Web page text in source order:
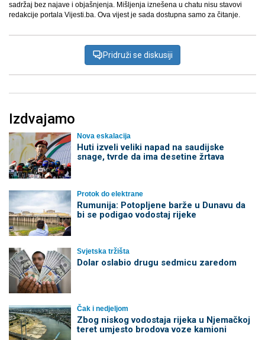
sadržaj bez najave i objašnjenja. Mišljenja iznešena u chatu nisu stavovi
redakcije portala Vijesti.ba. Ova vijest je sada dostupna samo za čitanje.
Pridruži se diskusiji
Izdvajamo
Nova eskalacija
Huti izveli veliki napad na saudijske
snage, tvrde da ima desetine žrtava
Protok do elektrane
Rumunija: Potopljene barže u Dunavu da
bi se podigao vodostaj rijeke
Svjetska tržišta
Dolar oslabio drugu sedmicu zaredom
Čak i nedjeljom
Zbog niskog vodostaja rijeka u Njemačkoj
teret umjesto brodova voze kamioni